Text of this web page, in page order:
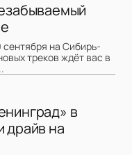
сентября на Сибирь-
треков ждёт вас в
в
драйв на